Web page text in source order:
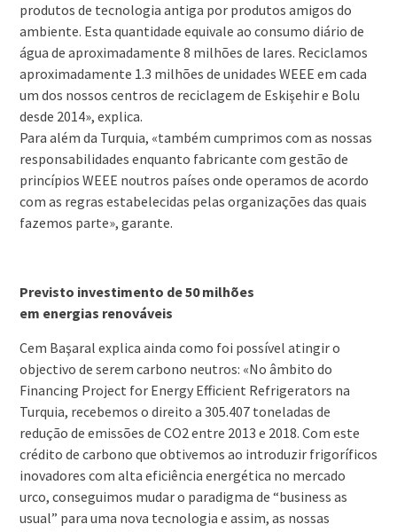
produtos de tecnologia antiga por produtos amigos do
ambiente. Esta quantidade equivale ao consumo diário de
água de aproximadamente 8 milhões de lares. Reciclamos
aproximadamente 1.3 milhões de unidades WEEE em cada
um dos nossos centros de reciclagem de Eskişehir e Bolu
desde 2014», explica.
Para além da Turquia, «também cumprimos com as nossas
responsabilidades enquanto fabricante com gestão de
princípios WEEE noutros países onde operamos de acordo
com as regras estabelecidas pelas organizações das quais
fazemos parte», garante.
Previsto investimento de 50 milhões
em energias renováveis
Cem Başaral explica ainda como foi possível atingir o
objectivo de serem carbono neutros: «No âmbito do
Financing Project for Energy Efficient Refrigerators na
Turquia, recebemos o direito a 305.407 toneladas de
redução de emissões de CO2 entre 2013 e 2018. Com este
crédito de carbono que obtivemos ao introduzir frigoríficos
inovadores com alta eficiência energética no mercado
urco, conseguimos mudar o paradigma de “business as
usual” para uma nova tecnologia e assim, as nossas